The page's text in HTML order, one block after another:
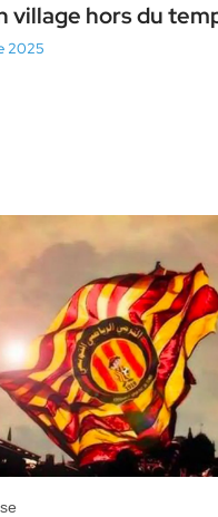
village hors du
2025